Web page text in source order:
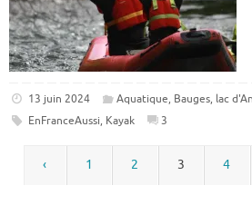
13 juin 2024 Aquatique, Bauges, lac
EnFranceAussi, Kayak 3
‹ 1 2 3 4